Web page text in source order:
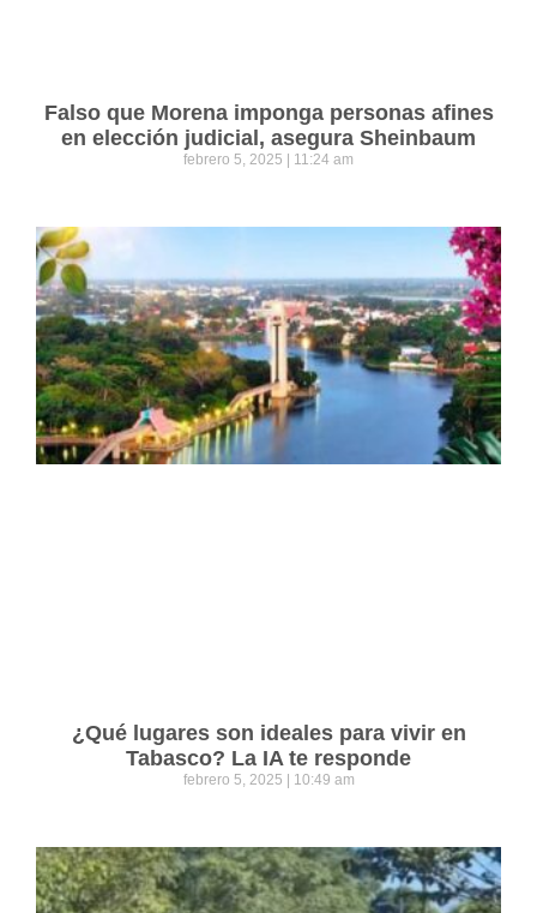
Falso que Morena imponga personas afines
en elección judicial, asegura Sheinbaum
febrero 5, 2025 11:24 am
¿Qué lugares son ideales para vivir en
Tabasco? La IA te responde
febrero 5, 2025 10:49 am